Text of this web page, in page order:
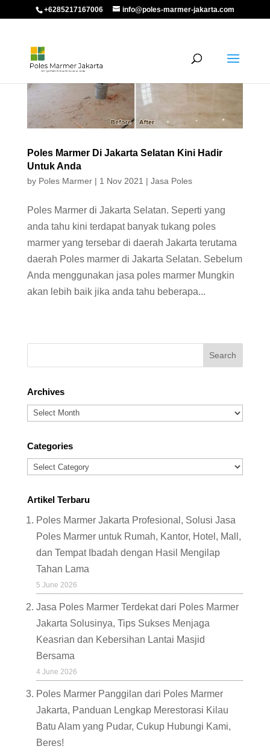
+6285217167006 info@poles-marmer-jakarta.com
Poles Marmer Di Jakarta Selatan Kini Hadir
Untuk Anda
by Poles Marmer| 1 Nov 2021 | Jasa Poles
Poles Marmer di Jakarta Selatan. Seperti yang
anda tahu kini terdapat banyak tukang poles
marmer yang tersebar di daerah Jakarta terutama
daerah Poles marmer di Jakarta Selatan. Sebelum
Anda menggunakan jasa poles marmer Mungkin
akan lebih baik jika anda tahu beberapa...
Archives
Archives
Categories
Categories
Artikel Terbaru
Poles Marmer Jakarta Profesional, Solusi Jasa
Poles Marmer untuk Rumah, Kantor, Hotel, Mall,
dan Tempat Ibadah dengan Hasil Mengilap
Tahan Lama
5 June 2026
Jasa Poles Marmer Terdekat dari Poles Marmer
Jakarta Solusinya, Tips Sukses Menjaga
Keasrian dan Kebersihan Lantai Masjid
Bersama
4 June 2026
Poles Marmer Panggilan dari Poles Marmer
Jakarta, Panduan Lengkap Merestorasi Kilau
Batu Alam yang Pudar, Cukup Hubungi Kami,
Beres!